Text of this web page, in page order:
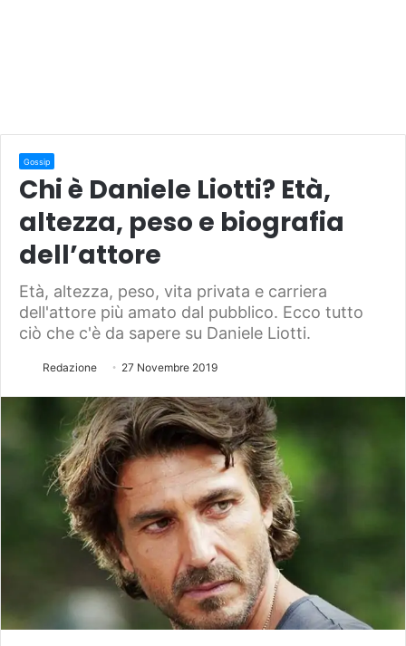
Gossip
Chi è Daniele Liotti? Età,
altezza, peso e biografia
dell’attore
Età, altezza, peso, vita privata e carriera
dell'attore più amato dal pubblico. Ecco tutto
ciò che c'è da sapere su Daniele Liotti.
Redazione 27 Novembre 2019